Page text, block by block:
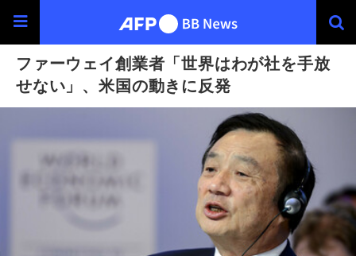
ファーウェイ創業者「世界はわが社を手放
せない」、米国の動きに反発